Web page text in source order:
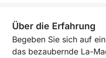
Über die Erfahrung
Begeben Sie sich auf
das bezaubernde La-